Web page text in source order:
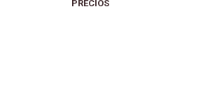
PRECIOS